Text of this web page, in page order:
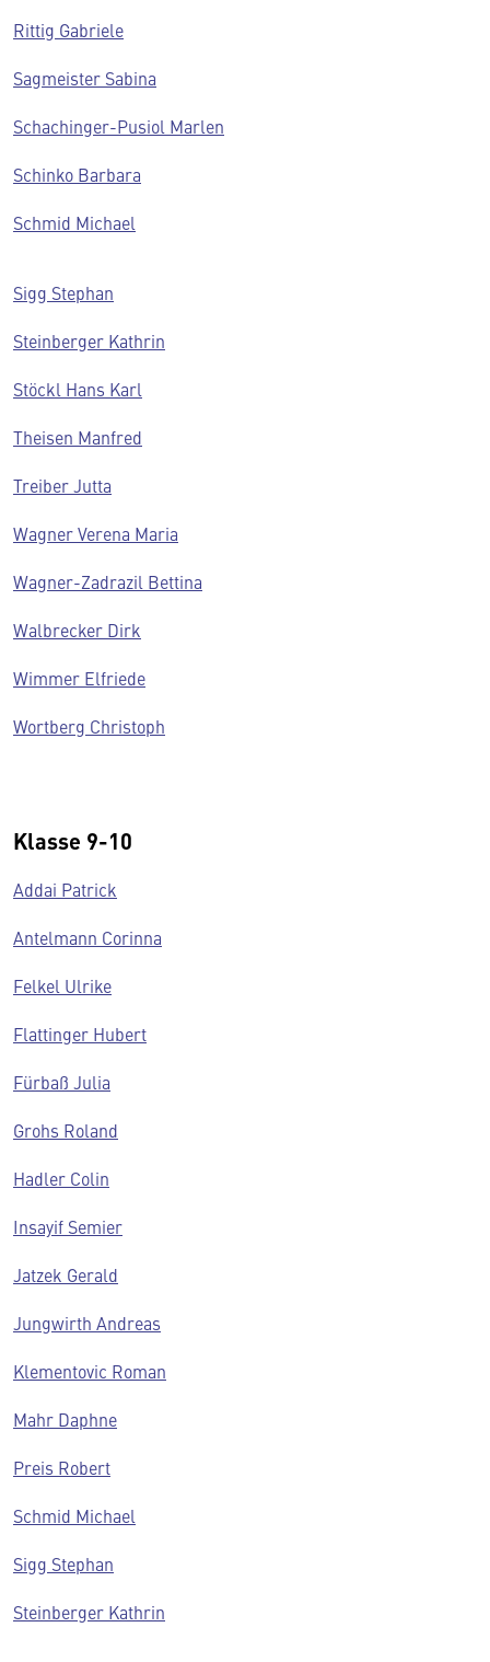
Rittig Gabriele
Sagmeister Sabina
Schachinger-Pusiol Marlen
Schinko Barbara
Schmid Michael
Sigg Stephan
Steinberger Kathrin
Stöckl Hans Karl
Theisen Manfred
Treiber Jutta
Wagner Verena Maria
Wagner-Zadrazil Bettina
Walbrecker Dirk
Wimmer Elfriede
Wortberg Christoph
Klasse 9-10
Addai Patrick
Antelmann Corinna
Felkel Ulrike
Flattinger Hubert
Fürbaß Julia
Grohs Roland
Hadler Colin
Insayif Semier
Jatzek Gerald
Jungwirth Andreas
Klementovic Roman
Mahr Daphne
Preis Robert
Schmid Michael
Sigg Stephan
Steinberger Kathrin